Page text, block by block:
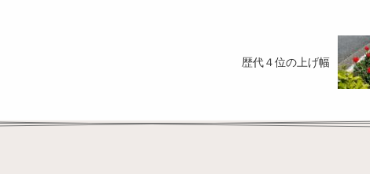
歴代４位の上げ幅